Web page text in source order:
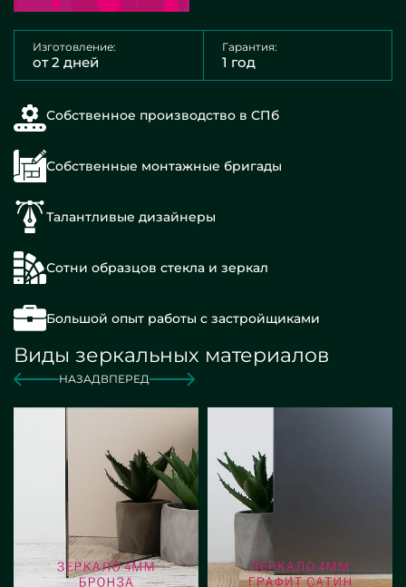
Изготовление:
от 2 дней
Гарантия:
1 год
Собственное производство в СПб
Собственные монтажные бригады
Талантливые дизайнеры
Сотни образцов стекла и зеркал
Большой опыт работы с застройщиками
Виды зеркальных материалов
НАЗАДВПЕРЕД